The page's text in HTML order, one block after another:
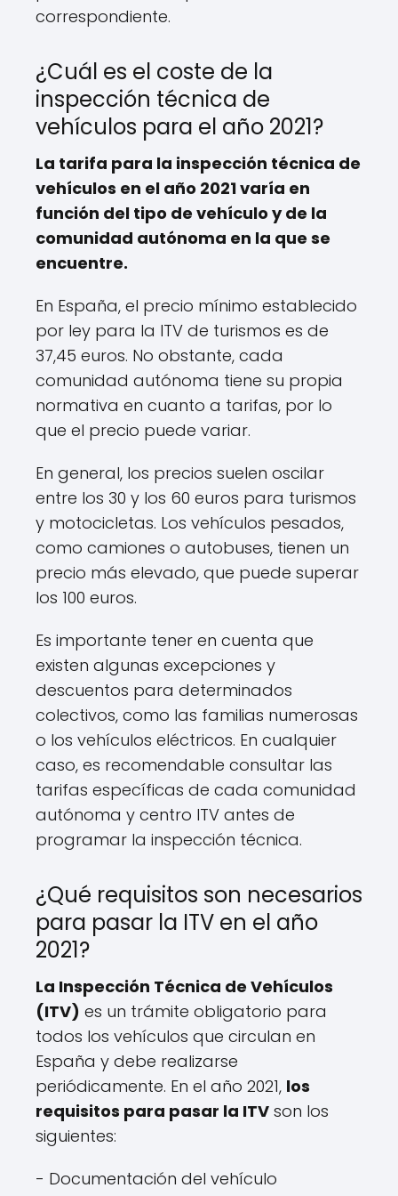
correspondiente.
¿Cuál es el coste de la
inspección técnica de
vehículos para el año 2021?
La tarifa para la inspección técnica de
vehículos en el año 2021 varía en
función del tipo de vehículo y de la
comunidad autónoma en la que se
encuentre.
En España, el precio mínimo establecido
por ley para la ITV de turismos es de
37,45 euros. No obstante, cada
comunidad autónoma tiene su propia
normativa en cuanto a tarifas, por lo
que el precio puede variar.
En general, los precios suelen oscilar
entre los 30 y los 60 euros para turismos
y motocicletas. Los vehículos pesados,
como camiones o autobuses, tienen un
precio más elevado, que puede superar
los 100 euros.
Es importante tener en cuenta que
existen algunas excepciones y
descuentos para determinados
colectivos, como las familias numerosas
o los vehículos eléctricos. En cualquier
caso, es recomendable consultar las
tarifas específicas de cada comunidad
autónoma y centro ITV antes de
programar la inspección técnica.
¿Qué requisitos son necesarios
para pasar la ITV en el año
2021?
La Inspección Técnica de Vehículos
(ITV) es un trámite obligatorio para
todos los vehículos que circulan en
España y debe realizarse
periódicamente. En el año 2021, los
requisitos para pasar la ITV son los
siguientes:
- Documentación del vehículo